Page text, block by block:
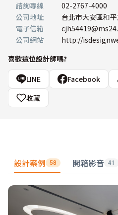
諮詢專線
02-2767-4000
公司地址
台北市大安區和
電子信箱
公司網站
http://
喜歡這位設計師嗎?
LINE Facebook
收藏
設計案例 58 開箱影音 41